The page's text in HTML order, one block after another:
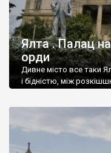
Ялта . Палац
орди
Дивне місто все таки
і бідністю, між